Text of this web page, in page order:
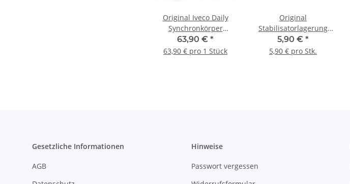
Original Iveco Daily
Synchronkörper
Schaltgetriebe
Synchronring 8869663
63,90 € *
63,90 € pro 1 Stück
Original
Stabilisatorlagerung
Halter für Iveco Daily
hinten 93801622
5,90 € *
5,90 € pro Stk.
Gesetzliche Informationen
AGB
Hinweise
Passwort vergessen